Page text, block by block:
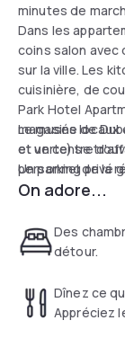
minutes de
Dans les
coins salon avec
sur la ville. Les
cuisinière, de
Park Hotel
magasins locaux
et un centre
personnel de la
peut aider à
et des
restaurant à la
Le musée de
et verte) se
Un parking privé
On adore...
Des
détour.
Dînez ce
Appréciez